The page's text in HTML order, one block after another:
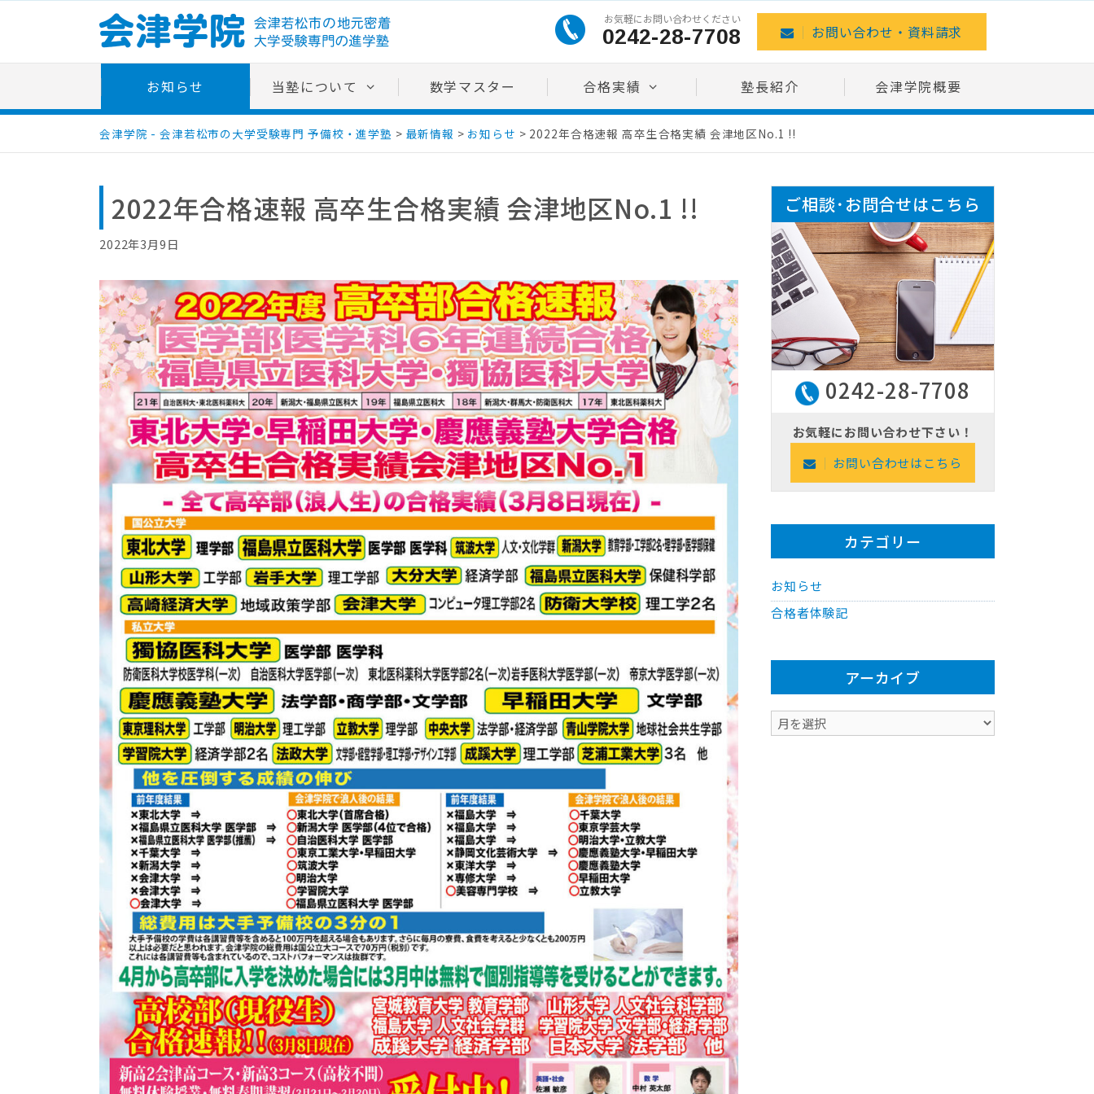
content
お気軽にお問い合わせください
0242-28-7708 お問い合わせ・資料請求
お知らせ 当塾について 数学マスター 合格実績 塾長紹介 会津学院概要
会津学院 - 会津若松市の大学受験専門 予備校・進学塾 > 最新情報 > お知らせ > 2022年合格速報 高卒生合格実績 会津地区No.1 !!
2022年合格速報 高卒生合格実績 会津地区No.1 !!
2022年3月9日
ご相談･お問合せはこちら
0242-28-7708
お気軽にお問い合わせ下さい！
お問い合わせはこちら
カテゴリー
お知らせ
合格者体験記
アーカイブ
ア